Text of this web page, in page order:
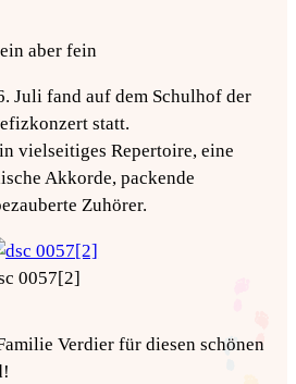
aber fein
Juli fand auf dem Schulhof der
statt.
vielseitiges Repertoire, eine
Akkorde, packende
Zuhörer.
0057[2]
Verdier für diesen schönen